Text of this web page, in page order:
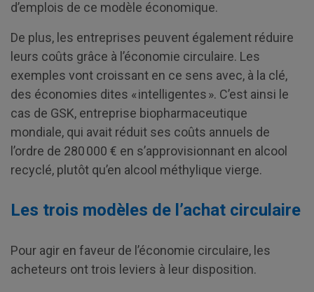
d’emplois de ce modèle économique.
De plus, les entreprises peuvent également réduire
leurs coûts grâce à l’économie circulaire. Les
exemples vont croissant en ce sens avec, à la clé,
des économies dites « intelligentes ». C’est ainsi le
cas de GSK, entreprise biopharmaceutique
mondiale, qui avait réduit ses coûts annuels de
l’ordre de 280 000 € en s’approvisionnant en alcool
recyclé, plutôt qu’en alcool méthylique vierge.
Les trois modèles de l’achat circulaire
Pour agir en faveur de l’économie circulaire, les
acheteurs ont trois leviers à leur disposition.